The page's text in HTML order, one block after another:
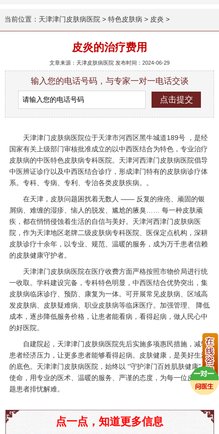
当前位置： 天津津门皮肤病医院 > 特色皮肤病 > 皮炎 >
皮炎的治疗费用
文章来源：天津皮肤病医院 发布时间：2024-06-29
输入您的电话号码，与专家一对一电话交谈
天津津门皮肤病医院位于天津市河西区黑牛城道189号 ，是经
国家有关上级部门审核批准成立的以中西医结合为特色，专业治疗
皮肤病的中医特色皮肤病专科医院。天津河西津门皮肤病医院倡导
中医辨证诊疗以及中西医结合诊疗，形成津门特有的皮肤病诊疗体
系。专科、专病、专利、专治各类皮肤疾病。。
在天津，皮肤问题困扰着无数人 —— 反复的痤疮、顽固的银
屑病、难缠的湿疹、恼人的脱发、尴尬的腋臭…… 每一种皮肤顽
疾，都在悄悄侵蚀着生活的自信与美好。天津河西津门皮肤病医
院，作为天津地区老牌二级皮肤病专科医院、医保定点机构，深耕
皮肤诊疗十余年，以专业、规范、温暖的服务，成为万千患者信赖
的皮肤健康守护者。
天津津门皮肤病医院在医疗收费方面严格按照市物价局进行统
一收取。学科建设完备，专科特色明显，中西医结合优势突出，集
皮肤病临床诊疗、预防、康复为一体。可开展常见皮肤病、区域高
发皮肤病、皮肤疑难病、职业皮肤病等临床医疗。加强管理、 降低
成本，逐步降低服务价格，让患者能看病，看得起病，做人民心中
的好医院。
自建院起，天津津门皮肤病医院先后实施多项惠民措施，减轻
患者经济压力，让更多患者能够看得起病。皮肤健康，是美好生活
的底色。天津津门皮肤病医院，始终以 “守护津门百姓肌肤健康” 为
使命，用专业的医术、温暖的服务、严谨的态度，为每一位皮肤问
题患者排忧解难。
点一点，知道更多信息